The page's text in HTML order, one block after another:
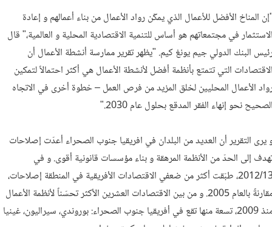
المناخ الأفضل للأعمال الذي يمكّن رواد الأعمال من بناء أعمالهم و إعادة
في مجتمعاتهم هو أساس للتنمية الاقتصادية المحلية و العالمية،" قال
البنك الدولي جيم يونغ كيم. "يظهر تقرير ممارسة أنشطة الأعمال أن
التي تتمتع بأنظمة أفضل لأنشطة الأعمال هي أكثر احتمالاً لتمكين
الأعمال المحليين لخلق المزيد من فرص العمل – خطوة أخرى في الاتجاه
نحو إنهاء الفقر المدقع بحلول عام 2030."
يرى التقرير أن العديد من البلدان في افريقيا جنوب الصحراء أعدّت إصلاحات
إلى الحدّ من الأنظمة المرهقة و بناء مؤسسات قانونية أقوى. و في
2012/13، طبّقت أكثر من ضعفي الاقتصادات الأفريقية في المنطقة إصلاحات،
مقارنةً بالعام 2005. و من بين الاقتصادات العشرين الأكثر تحسّناً لأنظمة الأعمال
منذ 2009، تسعة منها تقع في أفريقيا جنوب الصحراء: بوروندي، سيراليون، غينيا